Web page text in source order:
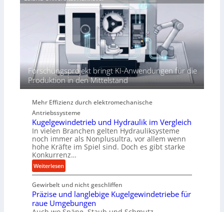
r
i
e
P
r
f
o
r
m
a
n
c
b
e
i
Forschungsprojekt bringt KI-Anwendungen für die
Produktion in den Mittelstand
Mehr Effizienz durch elektromechanische
Antriebssysteme
Kugelgewindetrieb und Hydraulik im Vergleich
In vielen Branchen gelten Hydrauliksysteme
noch immer als Nonplusultra, vor allem wenn
hohe Kräfte im Spiel sind. Doch es gibt starke
Konkurrenz…
Weiterlesen:
K
u
g
e
Gewirbelt und nicht geschliffen
Präzise und langlebige Kugelgewindetriebe für
raue Umgebungen